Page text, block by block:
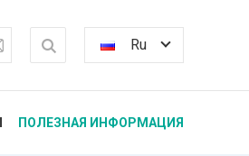
Ru
ПОЛЕЗНАЯ ИНФОРМАЦИЯ